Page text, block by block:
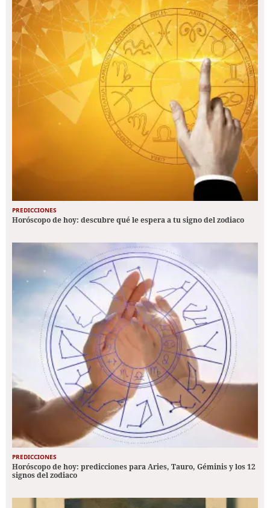
PREDICCIONES
Horóscopo de hoy: descubre qué le espera a tu signo del zodiaco
PREDICCIONES
Horóscopo de hoy: predicciones para Aries, Tauro, Géminis y los 12
signos del zodiaco